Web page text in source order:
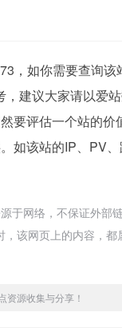
，如你需要查询
建议大家请以爱
要评估一个站的
如该站的IP、PV、
于网络，不保证外
该网页上的内容，
资源收集与分享！